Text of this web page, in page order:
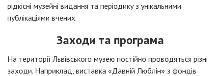
рідкісні музейні видання та періодику з унікальними
публікаціями вчених.
Заходи та програма
На території Львівського музею постійно проводяться різні
заходи. Наприклад, виставка «Давній Люблін» з фондів